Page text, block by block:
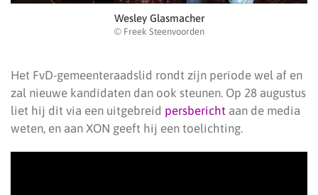
Wesley Glasmacher
© Freek Steenvoorden
Het FvD-gemeenteraadslid rondt zijn periode wel af en
zal nieuwe kandidaten dan ook steunen. Op 28 augustus
liet hij dit via een uitgebreid persbericht aan de media
weten, en aan XON geeft hij een toelichting.